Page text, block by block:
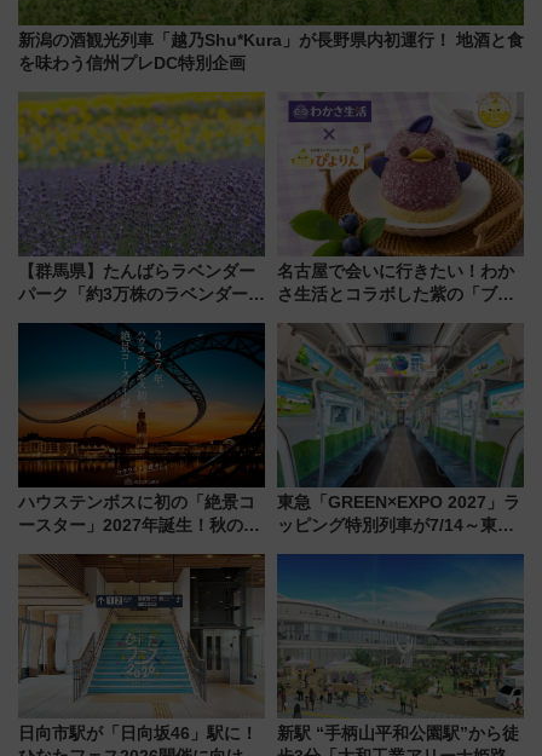
新潟の酒観光列車「越乃Shu*Kura」が長野県内初運行！ 地酒と食
を味わう信州プレDC特別企画
【群馬県】たんばらラベンダー
パーク「約3万株のラベンダー」
で都心から約1時間半で夏の絶景
名古屋で会いに行きたい！わか
さ生活とコラボした紫の「ブル
売
ハウステンボスに初の「絶景コ
ースター」2027年誕生！秋の
ろも一挙紹介
東急「GREEN×EXPO 2027」ラ
ッピング特別列車が7/14～東
め
日向市駅が「日向坂46」駅に！
新駅 “手柄山平和公園駅”から徒